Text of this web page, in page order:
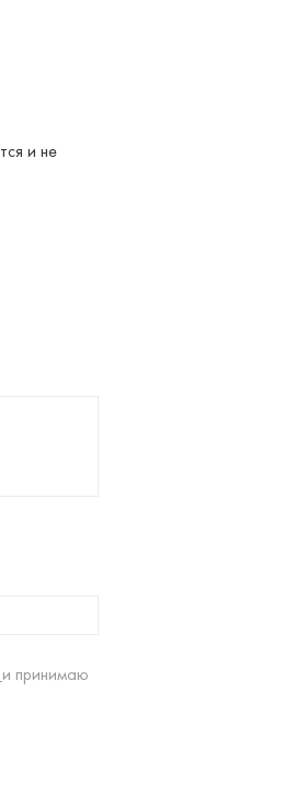
и не
и принимаю